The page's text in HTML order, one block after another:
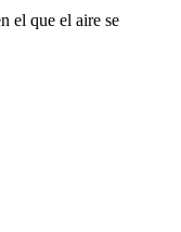
el que el aire se